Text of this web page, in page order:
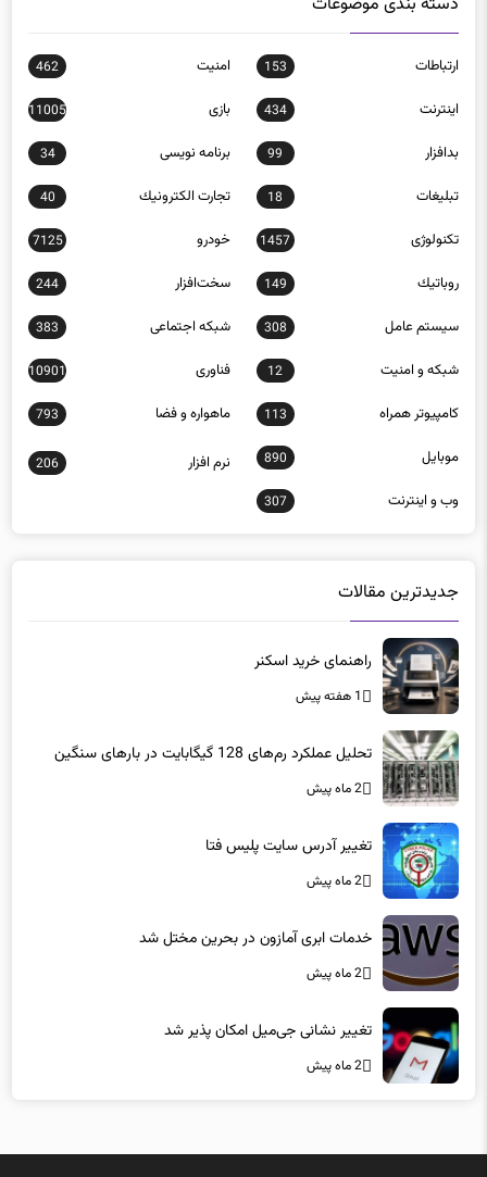
ارتباطات
اينترنت 434 بازی 11005
بدافزار 99 برنامه نويسی 34
تبلیغات 18 تجارت الكترونيك 40
تکنولوژی 1457 خودرو 7125
روباتيك 149 سخت‌افزار 244
سيستم عامل 308 شبكه اجتماعی 383
شبكه و امنيت 12 فناوری 10901
كامپيوتر همراه 113 ماهواره و فضا 793
موبايل 890
206
وب و اينترنت 307
راهنمای خرید اسکنر
1 هفته پیش
2 ماه پیش
2 ماه پیش
2 ماه پیش
2 ماه پیش
میزبانی درهاست لاراولفاماسرور